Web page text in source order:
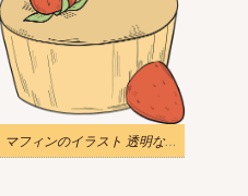
マフィンのイラスト 透明な背景 4